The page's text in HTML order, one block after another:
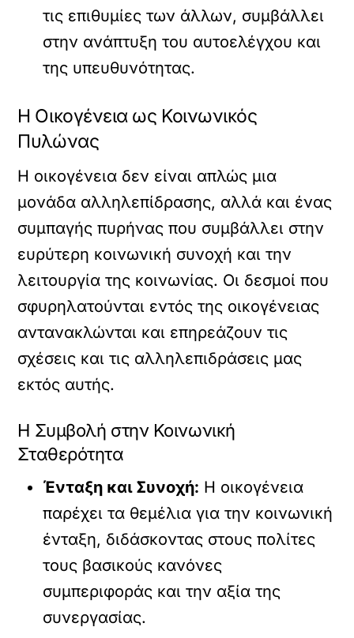
τις επιθυμίες των άλλων, συμβάλλει
στην ανάπτυξη του αυτοελέγχου και
της υπευθυνότητας.
Η Οικογένεια ως Κοινωνικός
Πυλώνας
Η οικογένεια δεν είναι απλώς μια
μονάδα αλληλεπίδρασης, αλλά και ένας
συμπαγής πυρήνας που συμβάλλει στην
ευρύτερη κοινωνική συνοχή και την
λειτουργία της κοινωνίας. Οι δεσμοί που
σφυρηλατούνται εντός της οικογένειας
αντανακλώνται και επηρεάζουν τις
σχέσεις και τις αλληλεπιδράσεις μας
εκτός αυτής.
Η Συμβολή στην Κοινωνική
Σταθερότητα
Ένταξη και Συνοχή: Η οικογένεια
παρέχει τα θεμέλια για την κοινωνική
ένταξη, διδάσκοντας στους πολίτες
τους βασικούς κανόνες
συμπεριφοράς και την αξία της
συνεργασίας.